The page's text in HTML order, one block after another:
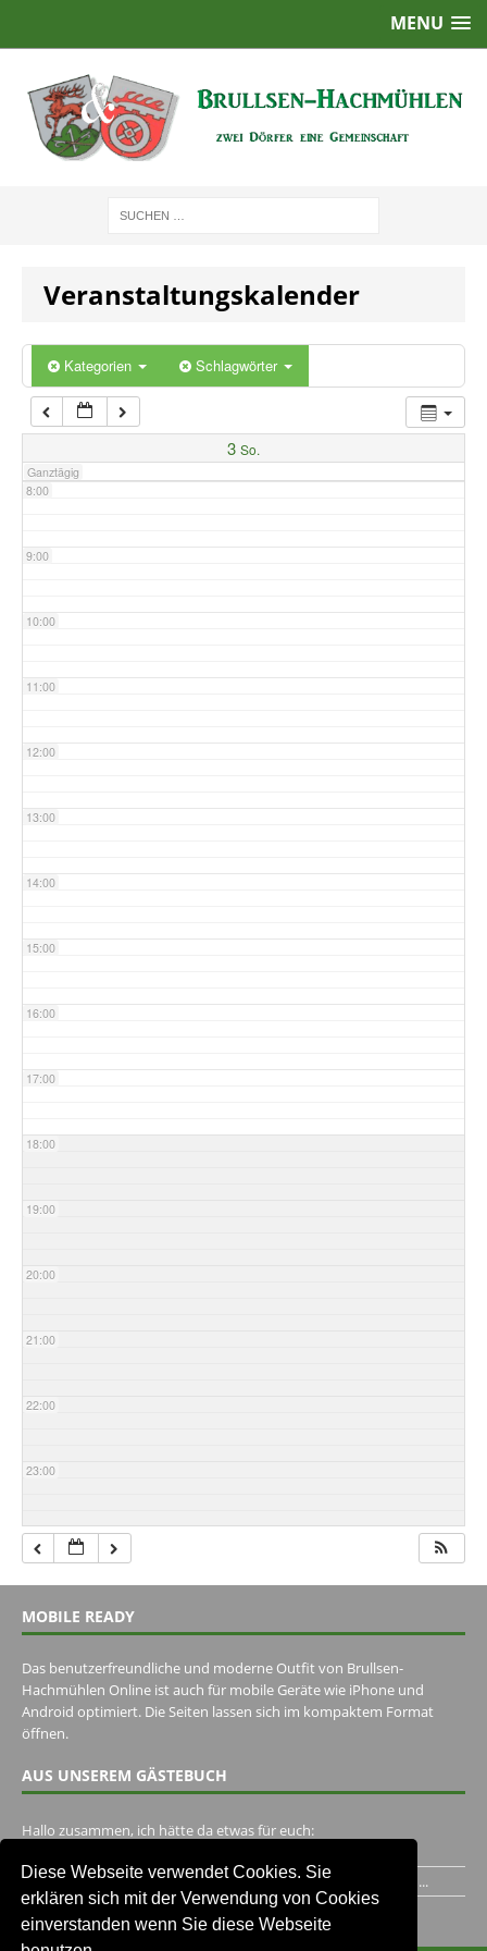
Diese Webseite verwendet Cookies. Sie
erklären sich mit der Verwendung von Cookies
einverstanden wenn Sie diese Webseite
MENU
Veranstaltungskalender
Kategorien Schlagwörter
3 So.
Ganztägig
2:00
5:00
7:00
8:00
9:00
10:00
11:00
12:00
13:00
14:00
15:00
16:00
17:00
18:00
19:00
20:00
21:00
22:00
23:00
MOBILE READY
Das benutzerfreundliche und moderne Outfit von Brullsen-
Hachmühlen Online ist auch für mobile Geräte wie iPhone und
Android optimiert. Die Seiten lassen sich im kompaktem Format
öffnen.
AUS UNSEREM GÄSTEBUCH
Hallo zusammen, ich hätte da etwas für euch:
Ich habe ein Jahr im Gasthaus Hugo Pape verbracht..Habe ihn...
Unser Gästebuch besuchen